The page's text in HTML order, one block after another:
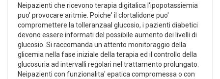
Neipazienti che ricevono terapia digitalica l'ipopotassiemia
puo' provocare aritmie. Poiche' il clortalidone puo'
compromettere la tolleranzaal glucosio, i pazienti diabetici
devono essere informati del possibile aumento dei livelli di
glucosio. Si raccomanda un attento monitoraggio della
glicemia nella fase iniziale della terapia ed il controllo della
glucosuria ad intervalli regolari nel trattamento prolungato.
Neipazienti con funzionalita' epatica compromessa o con